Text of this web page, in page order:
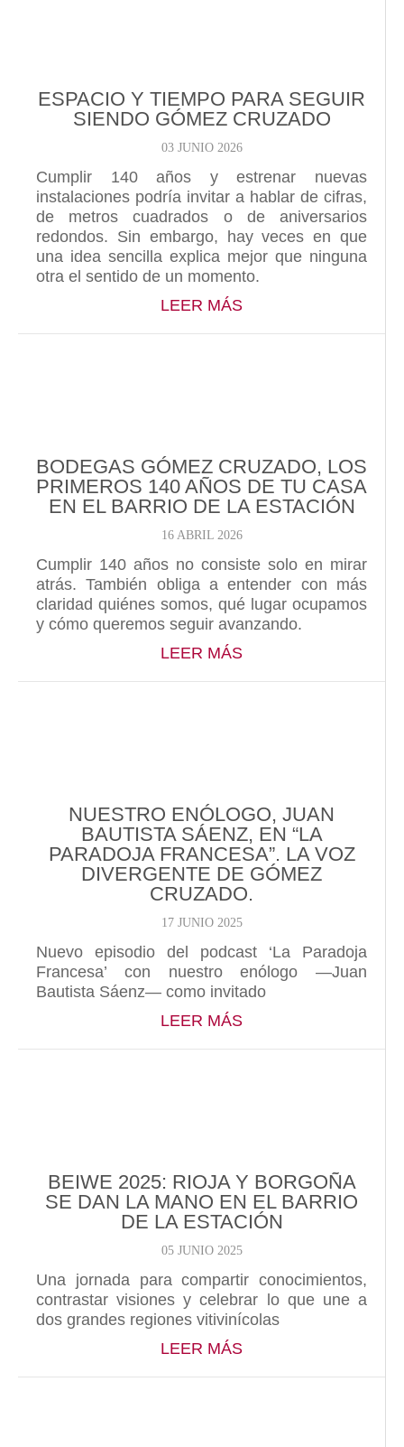
ESPACIO Y TIEMPO PARA SEGUIR
SIENDO GÓMEZ CRUZADO
03 JUNIO 2026
Cumplir 140 años y estrenar nuevas
instalaciones podría invitar a hablar de cifras,
de metros cuadrados o de aniversarios
redondos. Sin embargo, hay veces en que
una idea sencilla explica mejor que ninguna
otra el sentido de un momento.
LEER MÁSABOUT ESPACIO Y
BODEGAS GÓMEZ CRUZADO, LOS
PRIMEROS 140 AÑOS DE TU CASA
EN EL BARRIO DE LA ESTACIÓN
16 ABRIL 2026
Cumplir 140 años no consiste solo en mirar
atrás. También obliga a entender con más
claridad quiénes somos, qué lugar ocupamos
y cómo queremos seguir avanzando.
LEER MÁSABOUT BODEGAS
NUESTRO ENÓLOGO, JUAN
BAUTISTA SÁENZ, EN “LA
PARADOJA FRANCESA”. LA VOZ
DIVERGENTE DE GÓMEZ
CRUZADO.
17 JUNIO 2025
Nuevo episodio del podcast ‘La Paradoja
Francesa’ con nuestro enólogo —Juan
Bautista Sáenz— como invitado
LEER MÁSABOUT NUESTRO
BEIWE 2025: RIOJA Y BORGOÑA
SE DAN LA MANO EN EL BARRIO
DE LA ESTACIÓN
05 JUNIO 2025
Una jornada para compartir conocimientos,
contrastar visiones y celebrar lo que une a
dos grandes regiones vitivinícolas
LEER MÁSABOUT BEIWE